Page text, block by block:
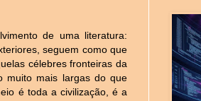
de uma literatura:
seguem como que
célebres fronteiras da
muito mais largas do que
é toda a civilização, é a